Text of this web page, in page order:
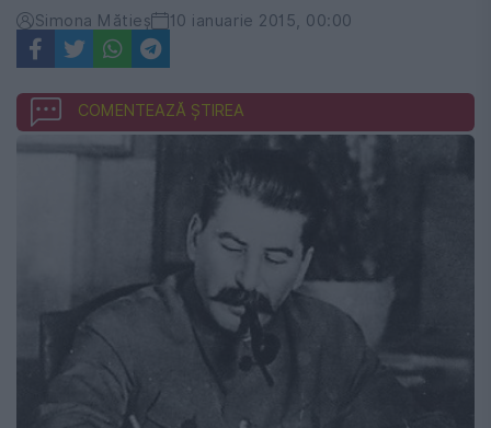
ZileiSimona Mătieș 10 ianuarie 2015, 00:00
COMENTEAZĂ ȘTIREA